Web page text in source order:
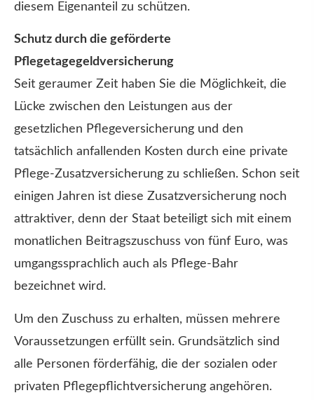
diesem Eigenanteil zu schützen.
Schutz durch die geförderte
Pflegetagegeldversicherung
Seit geraumer Zeit haben Sie die Möglichkeit, die
Lücke zwischen den Leistungen aus der
gesetzlichen Pflege­ver­si­che­rung und den
tatsächlich anfallenden Kosten durch eine private
Pflege-Zusatzversicherung zu schließen. Schon seit
einigen Jahren ist diese Zusatzversicherung noch
attraktiver, denn der Staat beteiligt sich mit einem
monatlichen Beitragszuschuss von fünf Euro, was
umgangssprachlich auch als Pflege-Bahr
bezeichnet wird.
Um den Zuschuss zu erhalten, müssen mehrere
Voraussetzungen erfüllt sein. Grundsätzlich sind
alle Per­sonen förderfähig, die der sozialen oder
privaten Pflegepflichtversicherung angehören.